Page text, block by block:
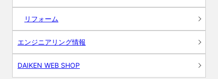
リフォーム
エンジニアリング情報
DAIKEN WEB SHOP